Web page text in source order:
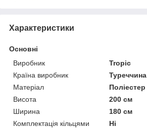
Характеристики
Основні
Виробник
Tropic
Країна виробник
Туреччина
Матеріал
Поліестер
Висота
200 см
Ширина
180 см
Комплектація кільцями
Ні